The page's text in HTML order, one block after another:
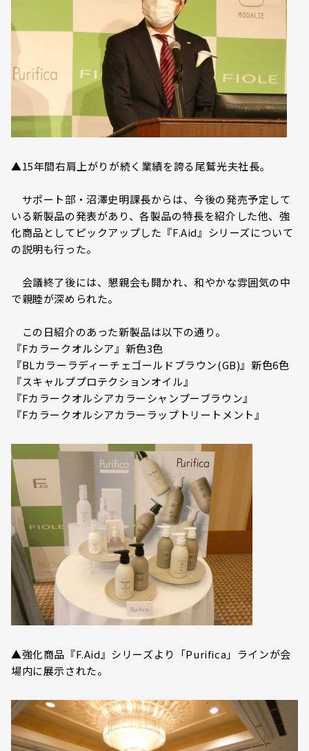
▲15年間右肩上がりが続く業績を誇る尾鷲光夫社長。
サポート部・沼澤史明課長からは、今後の発売予定して
いる新製品の発表があり、各製品の特長を紹介した他、強
化商品としてピックアップした『F.Aid』シリーズについて
の説明も行った。
会議終了後には、懇親会も開かれ、和やかな雰囲気の中
で親睦が深められた。
この日紹介のあった新製品は以下の通り。
『Fカラークオルシア』新色3色
『BLカラーラディーチェゴールドブラウン(GB)』新色6色
『スキャルププロテクションオイル』
『Fカラークオルシアカラーシャンプーブラウン』
『Fカラークオルシアカラーラップトリートメント』
▲強化商品『F.Aid』シリーズより「Purifica」ラインが会
場内に展示された。